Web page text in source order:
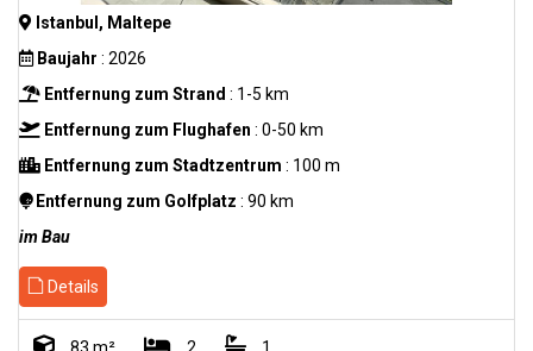
Istanbul, Maltepe
Baujahr : 2026
Entfernung zum Strand : 1-5 km
Entfernung zum Flughafen : 0-50 km
Entfernung zum Stadtzentrum : 100 m
Entfernung zum Golfplatz : 90 km
im Bau
Details